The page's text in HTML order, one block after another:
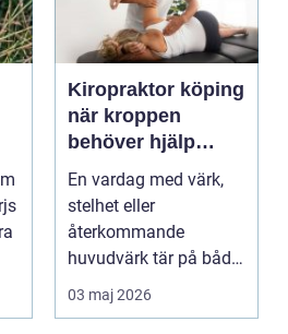
Kiropraktor köping
när kroppen
behöver hjälp
tillbaka
En vardag med värk,
stelhet eller
återkommande
huvudvärk tär på både
ork och humör. Många
går länge ...
03 maj 2026